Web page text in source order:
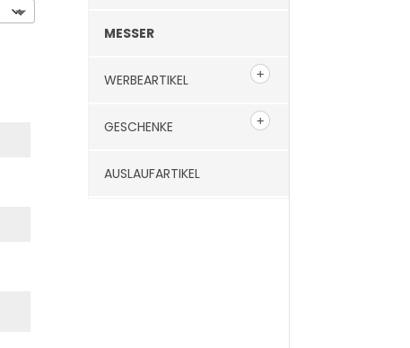
MESSER
WERBEARTIKEL
GESCHENKE
AUSLAUFARTIKEL